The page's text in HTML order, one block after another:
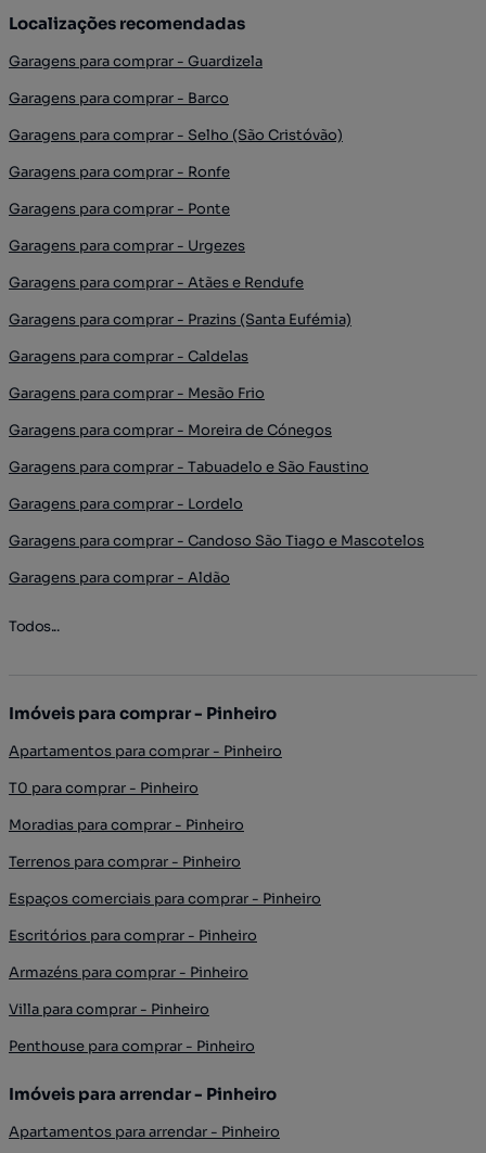
Localizações recomendadas
Garagens para comprar - Guardizela
Garagens para comprar - Barco
Garagens para comprar - Selho (São Cristóvão)
Garagens para comprar - Ronfe
Garagens para comprar - Ponte
Garagens para comprar - Urgezes
Garagens para comprar - Atães e Rendufe
Garagens para comprar - Prazins (Santa Eufémia)
Garagens para comprar - Caldelas
Garagens para comprar - Mesão Frio
Garagens para comprar - Moreira de Cónegos
Garagens para comprar - Tabuadelo e São Faustino
Garagens para comprar - Lordelo
Garagens para comprar - Candoso São Tiago e Mascotelos
Garagens para comprar - Aldão
Todos...
Imóveis para comprar - Pinheiro
Apartamentos para comprar - Pinheiro
T0 para comprar - Pinheiro
Moradias para comprar - Pinheiro
Terrenos para comprar - Pinheiro
Espaços comerciais para comprar - Pinheiro
Escritórios para comprar - Pinheiro
Armazéns para comprar - Pinheiro
Villa para comprar - Pinheiro
Penthouse para comprar - Pinheiro
Imóveis para arrendar - Pinheiro
Apartamentos para arrendar - Pinheiro